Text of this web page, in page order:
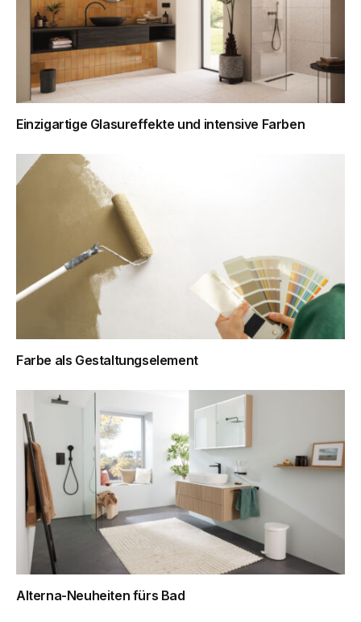
Einzigartige Glasureffekte und intensive Farben
Farbe als Gestaltungselement
Alterna-Neuheiten fürs Bad